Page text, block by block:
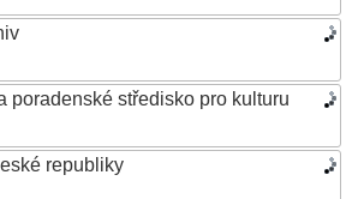
poradenské středisko pro kulturu
republiky